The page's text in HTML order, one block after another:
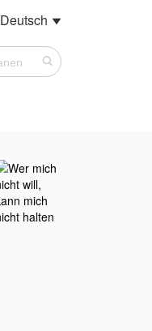
Deutsch 